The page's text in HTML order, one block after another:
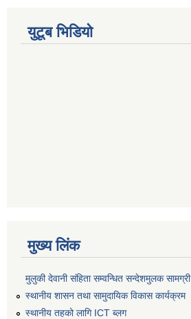
युटूब भिडियो
मुख्य लिंक
मुलुकी देवानी संहिता सम्वन्धित सन्देशमुलक सामग्री
स्थानीय शासन तथा सामुदायिक विकास कार्यक्रम
स्थानीय तहको लागि ICT ब्लग